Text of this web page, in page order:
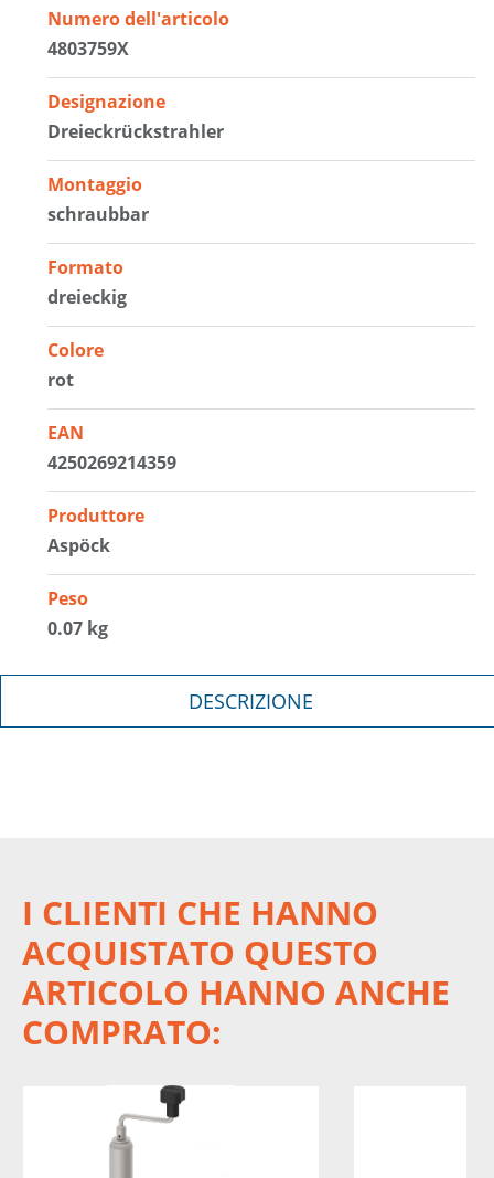
Numero dell'articolo
4803759X
Designazione
Dreieckrückstrahler
Montaggio
schraubbar
Formato
dreieckig
Colore
rot
EAN
4250269214359
Produttore
Aspöck
Peso
0.07 kg
DESCRIZIONE
I CLIENTI CHE HANNO
ACQUISTATO QUESTO
ARTICOLO HANNO ANCHE
COMPRATO: